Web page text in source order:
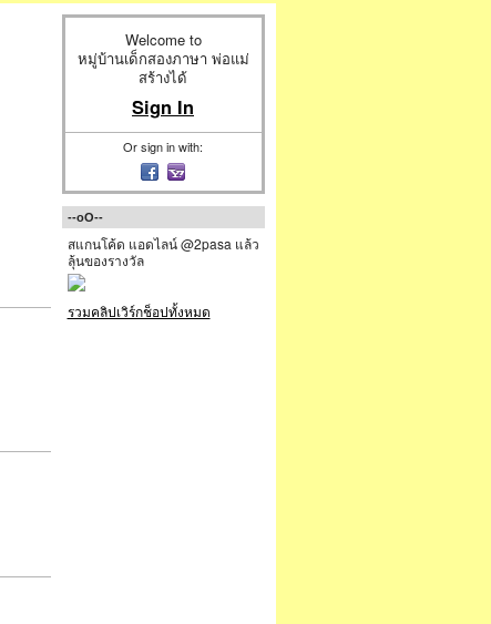
Welcome to
หมู่บ้านเด็กสองภาษา พ่อแม่
สร้างได้
Sign In
Or sign in with:
--oO--
สแกนโค้ด แอดไลน์ @2pasa แล้ว
ลุ้นของรางวัล
รวมคลิปเวิร์กช็อปทั้งหมด